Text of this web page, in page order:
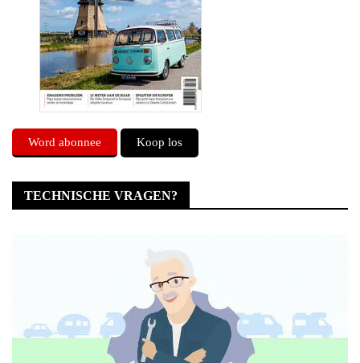
Word abonnee Koop los
TECHNISCHE VRAGEN?